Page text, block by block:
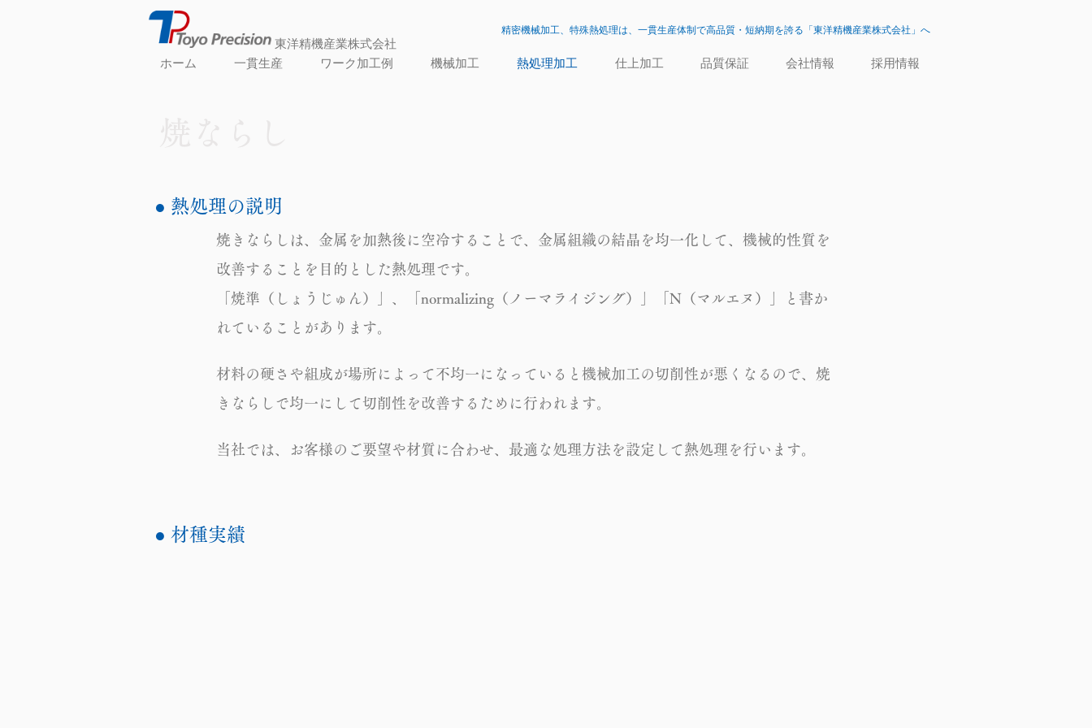
東洋精機産業株式会社
精密機械加工、特殊熱処理は、一貫生産体制で高品質・短納期を誇る「東洋精機産業株式会社」へ
ホーム 一貫生産 ワーク加工例 機械加工 熱処理加工 仕上加工 品質保証 会社情報 採用情報
● 熱処理の説明
焼きならしは、金属を加熱後に空冷することで、金属組織の結晶を均一化して、機械的性質を
改善することを目的とした熱処理です。
「焼準（しょうじゅん）」、「normalizing（ノーマライジング）」「N（マルエヌ）」と書か
れていることがあります。
材料の硬さや組成が場所によって不均一になっていると機械加工の切削性が悪くなるので、焼
きならしで均一にして切削性を改善するために行われます。
当社では、お客様のご要望や材質に合わせ、最適な処理方法を設定して熱処理を行います。
● 材種実績